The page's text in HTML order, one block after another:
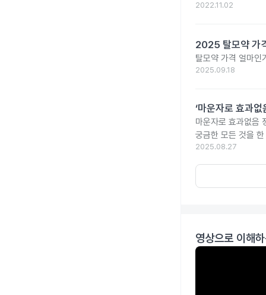
2022.11.02
2025 탈모약 가
탈모약 가격 얼마
2025.09.18
‘마운자로 효과
마운자로 효과없음
궁금한 모든 것을
2025.08.27
영상으로 이해